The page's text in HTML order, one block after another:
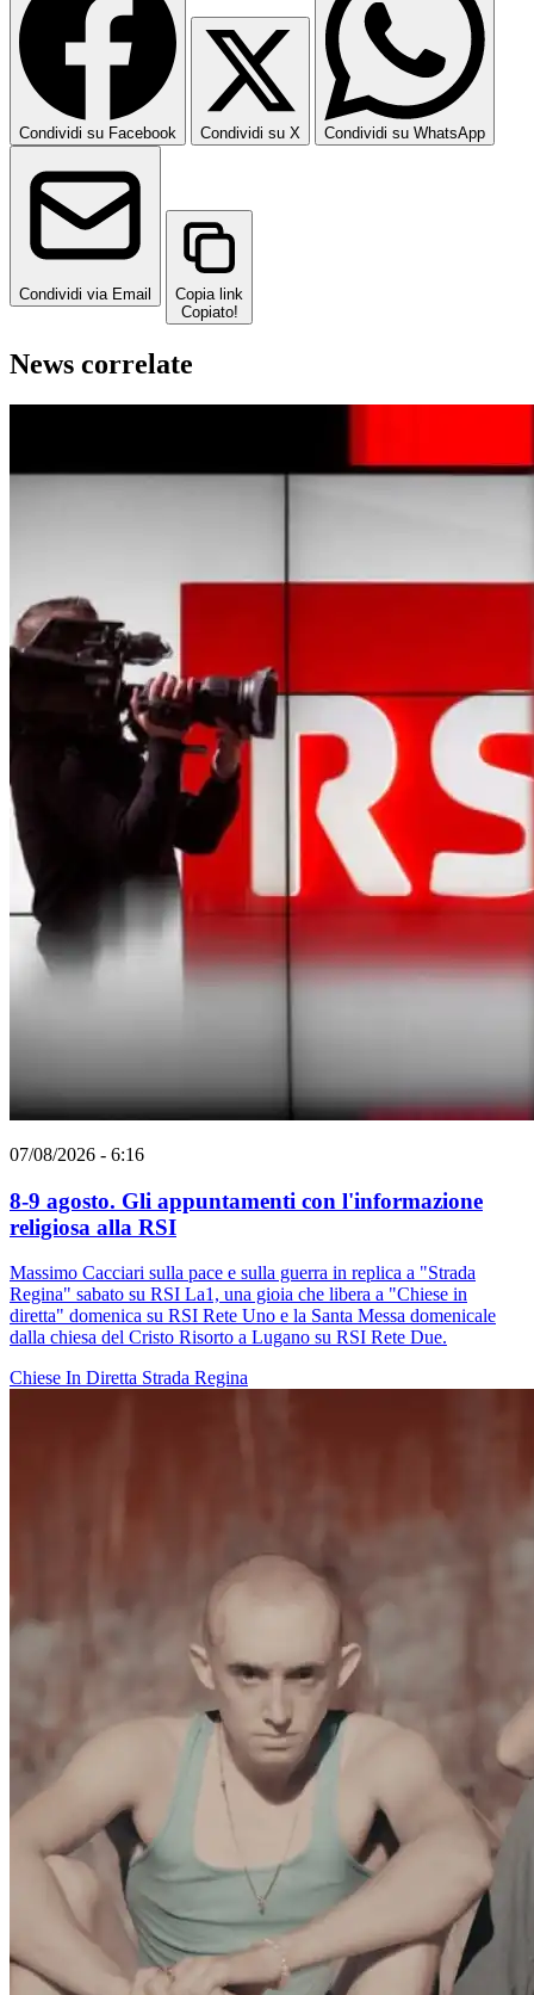
Condividi su Facebook Condividi su X Condividi su WhatsApp
Condividi via Email
Copia link
Copiato!
News correlate
07/08/2026 - 6:16
8-9 agosto. Gli appuntamenti con l'informazione
religiosa alla RSI
Massimo Cacciari sulla pace e sulla guerra in replica a "Strada
Regina" sabato su RSI La1, una gioia che libera a "Chiese in
diretta" domenica su RSI Rete Uno e la Santa Messa domenicale
dalla chiesa del Cristo Risorto a Lugano su RSI Rete Due.
Chiese In Diretta Strada Regina